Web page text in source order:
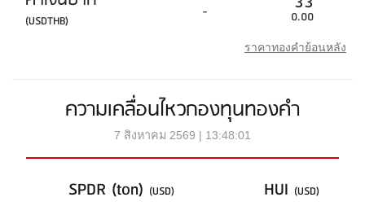
(USDTHB) - 0.00
ราคาทองคำย้อนหลัง
ความเคลื่อนไหวกองทุนทองคำ
7 สิงหาคม 2569 | 13:48:01
SPDR (ton) (USD) HUI (USD)